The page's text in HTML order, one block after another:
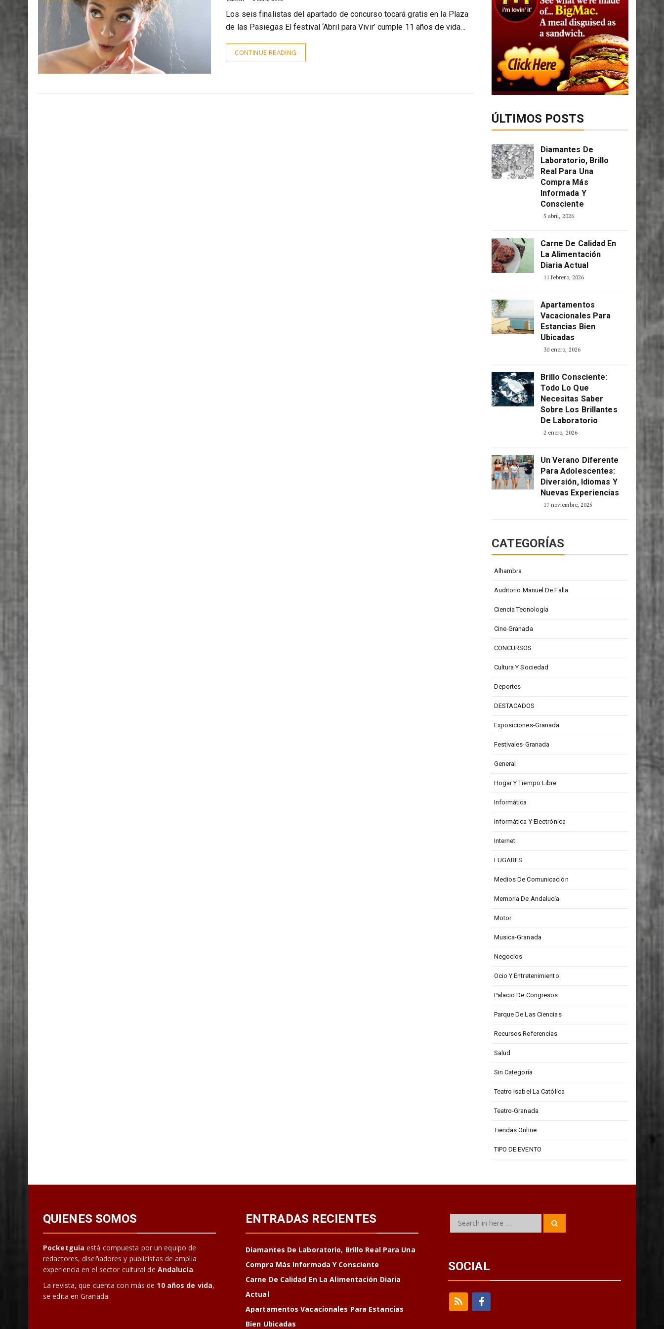
Los seis finalistas del apartado de concurso tocará gratis en la Plaza
de las Pasiegas El festival ‘Abril para Vivir’ cumple 11 años de vida…
CONTINUE READING
ÚLTIMOS POSTS
Diamantes De
Laboratorio, Brillo
Real Para Una
Compra Más
Informada Y
Consciente
5 abril, 2026
Carne De Calidad En
La Alimentación
Diaria Actual
11 febrero, 2026
Apartamentos
Vacacionales Para
Estancias Bien
Ubicadas
30 enero, 2026
Brillo Consciente:
Todo Lo Que
Necesitas Saber
Sobre Los Brillantes
De Laboratorio
2 enero, 2026
Un Verano Diferente
Para Adolescentes:
Diversión, Idiomas Y
Nuevas Experiencias
17 noviembre, 2025
CATEGORÍAS
Alhambra
Auditorio Manuel De Falla
Ciencia Tecnología
Cine-Granada
CONCURSOS
Cultura Y Sociedad
Deportes
DESTACADOS
Exposiciones-Granada
Festivales-Granada
General
Hogar Y Tiempo Libre
Informática
Informática Y Electrónica
Internet
LUGARES
Medios De Comunicación
Memoria De Andalucía
Motor
Musica-Granada
Negocios
Ocio Y Entretenimiento
Palacio De Congresos
Parque De Las Ciencias
Recursos Referencias
Salud
Sin Categoría
Teatro Isabel La Católica
Teatro-Granada
Tiendas Online
TIPO DE EVENTO
QUIENES SOMOS
Pocketguia está compuesta por un equipo de
redactores, diseñadores y publicistas de amplia
experiencia en el sector cultural de Andalucía.
La revista, que cuenta con más de 10 años de vida,
se edita en Granada.
ENTRADAS RECIENTES
Diamantes De Laboratorio, Brillo Real Para Una
Compra Más Informada Y Consciente
Carne De Calidad En La Alimentación Diaria
Actual
Apartamentos Vacacionales Para Estancias
Bien Ubicadas
Search
SOCIAL